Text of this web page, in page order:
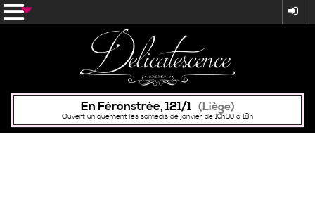
En Féronstrée, 121/1 (Liège)
Ouvert uniquement les samedis de janvier de 10h30 à 18h